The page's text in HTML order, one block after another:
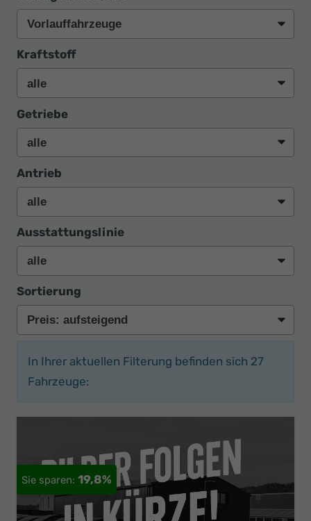
Kraftstoff
Getriebe
Antrieb
Ausstattungslinie
Sortierung
In Ihrer aktuellen Filterung befinden sich 27
Fahrzeuge:
19,8%